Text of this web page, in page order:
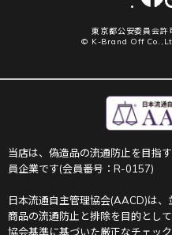
東京都公安委員会
© K-Brand Off
当店は、偽造品の流通防止を目指
員企業です(会員番号：R-0157)
日本流通自主管理協会(AACD)は、
商品の流通防止と排除を目的とし
協会基準に基づいた厳正なチェッ